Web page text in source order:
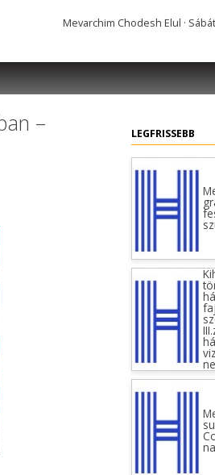
Mevarchim Chodesh Elul ·
–
LEGFRISSEBB